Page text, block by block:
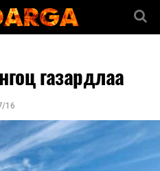
газардлаа
16